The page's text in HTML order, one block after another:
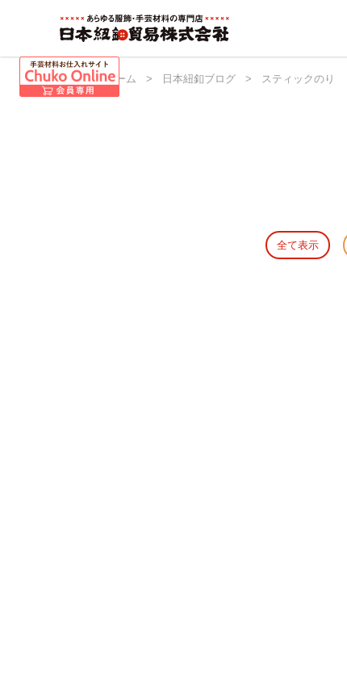
日本紐釦 ホーム > 日本紐釦ブログ > スティックのり
全て表示